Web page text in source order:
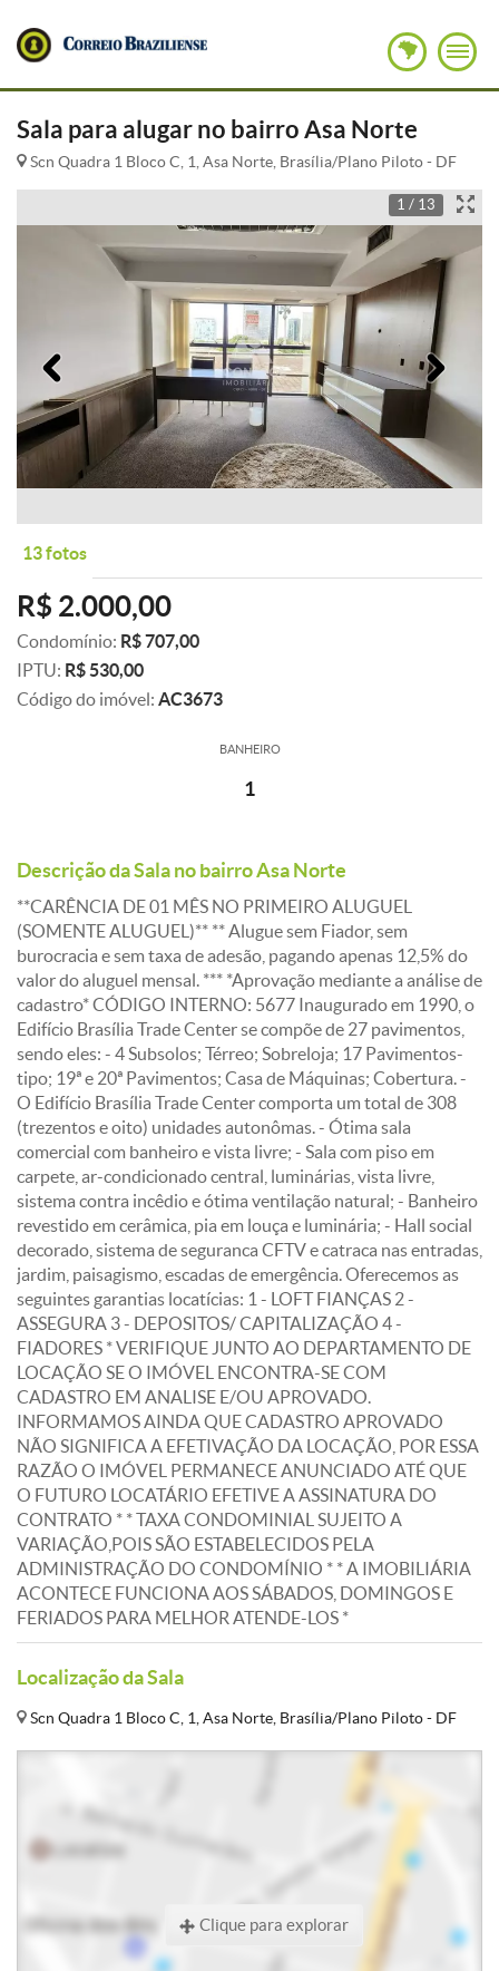
Sala para alugar no bairro Asa Norte
Scn Quadra 1 Bloco C, 1, Asa Norte, Brasília/Plano Piloto - DF
1 / 13
13 fotos
R$ 2.000,00
Condomínio: R$ 707,00
IPTU: R$ 530,00
Código do imóvel: AC3673
BANHEIRO
1
Descrição da Sala no bairro Asa Norte
**CARÊNCIA DE 01 MÊS NO PRIMEIRO ALUGUEL
(SOMENTE ALUGUEL)** ** Alugue sem Fiador, sem
burocracia e sem taxa de adesão, pagando apenas 12,5% do
valor do aluguel mensal. *** *Aprovação mediante a análise de
cadastro* CÓDIGO INTERNO: 5677 Inaugurado em 1990, o
Edifício Brasília Trade Center se compõe de 27 pavimentos,
sendo eles: - 4 Subsolos; Térreo; Sobreloja; 17 Pavimentos-
tipo; 19ª e 20ª Pavimentos; Casa de Máquinas; Cobertura. -
O Edifício Brasília Trade Center comporta um total de 308
(trezentos e oito) unidades autonômas. - Ótima sala
comercial com banheiro e vista livre; - Sala com piso em
carpete, ar-condicionado central, luminárias, vista livre,
sistema contra incêdio e ótima ventilação natural; - Banheiro
revestido em cerâmica, pia em louça e luminária; - Hall social
decorado, sistema de seguranca CFTV e catraca nas entradas,
jardim, paisagismo, escadas de emergência. Oferecemos as
seguintes garantias locatícias: 1 - LOFT FIANÇAS 2 -
ASSEGURA 3 - DEPOSITOS/ CAPITALIZAÇÃO 4 -
FIADORES * VERIFIQUE JUNTO AO DEPARTAMENTO DE
LOCAÇÃO SE O IMÓVEL ENCONTRA-SE COM
CADASTRO EM ANALISE E/OU APROVADO.
INFORMAMOS AINDA QUE CADASTRO APROVADO
NÃO SIGNIFICA A EFETIVAÇÃO DA LOCAÇÃO, POR ESSA
RAZÃO O IMÓVEL PERMANECE ANUNCIADO ATÉ QUE
O FUTURO LOCATÁRIO EFETIVE A ASSINATURA DO
CONTRATO * * TAXA CONDOMINIAL SUJEITO A
VARIAÇÃO,POIS SÃO ESTABELECIDOS PELA
ADMINISTRAÇÃO DO CONDOMÍNIO * * A IMOBILIÁRIA
ACONTECE FUNCIONA AOS SÁBADOS, DOMINGOS E
FERIADOS PARA MELHOR ATENDE-LOS *
Localização da Sala
Scn Quadra 1 Bloco C, 1, Asa Norte, Brasília/Plano Piloto - DF
Clique para explorar